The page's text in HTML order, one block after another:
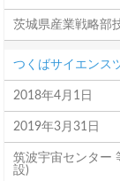
茨城県産業戦略部
つくばサイエンス
2018年4月1日
2019年3月31日
筑波宇宙センター
設)